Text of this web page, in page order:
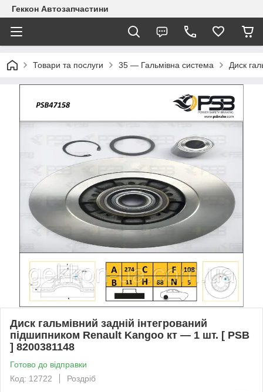
Геккон Автозапчастини
Товари та послуги 35 — Гальмівна система Диск
Диск гальмівний задній інтегрований
підшипником Renault Kangoo кт — 1 шт. [ PSB
] 8200381148
Готово до відправки
Код: 12722
Роздріб